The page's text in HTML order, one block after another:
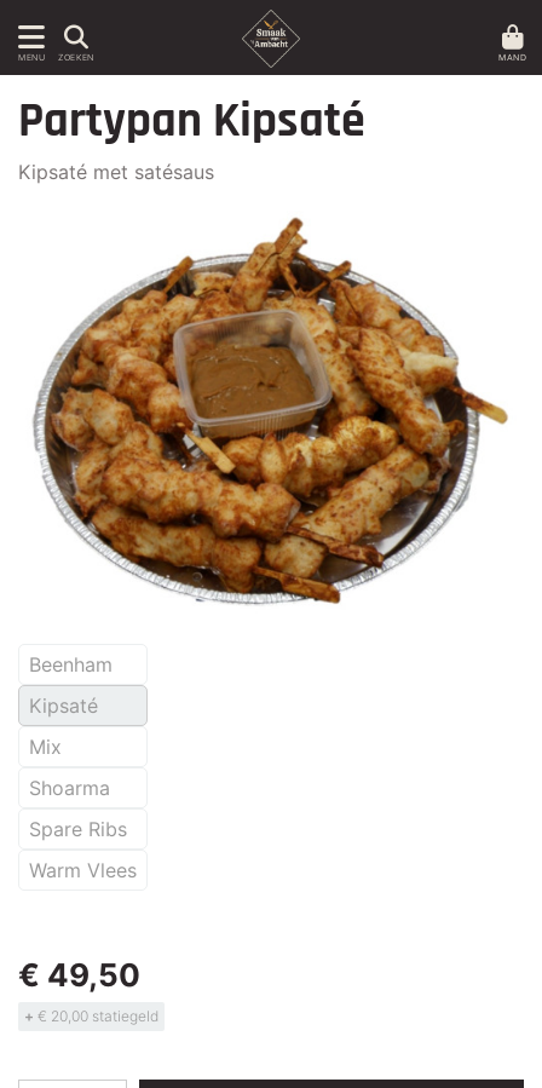
MENU ZOEKEN MAND
Partypan Kipsaté
Kipsaté met satésaus
Beenham
Kipsaté
Mix
Shoarma
Spare Ribs
Warm Vlees
€ 49,50
+ € 20,00 statiegeld